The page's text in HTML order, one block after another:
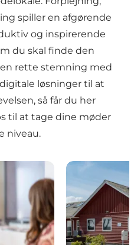
spiller en afgørende
og inspirerende
du skal finde den
rette stemning med
løsninger til at
så får du her
til at tage dine møder
niveau.
før du afholder et
Sådan